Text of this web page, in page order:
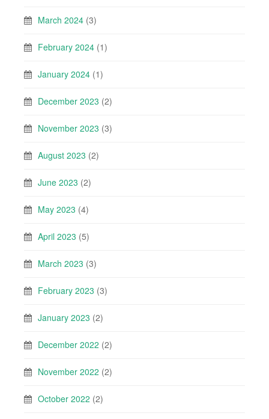
March 2024 (3)
February 2024 (1)
January 2024 (1)
December 2023 (2)
November 2023 (3)
August 2023 (2)
June 2023 (2)
May 2023 (4)
April 2023 (5)
March 2023 (3)
February 2023 (3)
January 2023 (2)
December 2022 (2)
November 2022 (2)
October 2022 (2)